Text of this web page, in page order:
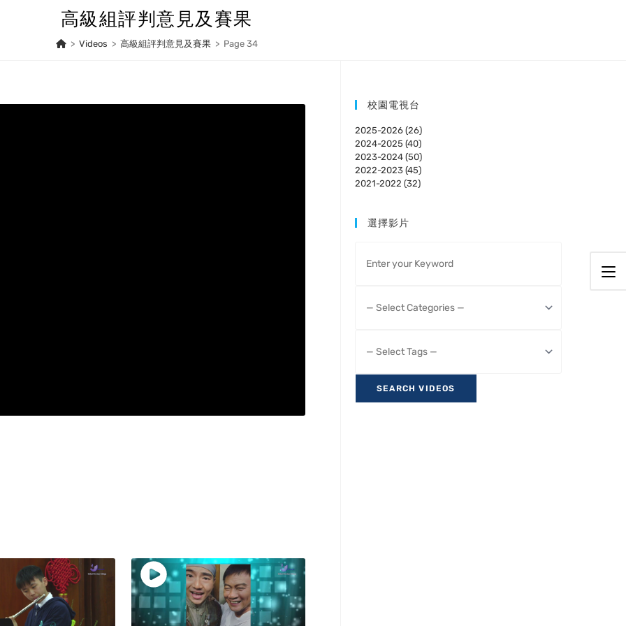
高級組評判意見及賽果
> Videos > 高級組評判意見及賽果 > Page 34
校園電視台
2025-2026 (26)
2024-2025 (40)
2023-2024 (50)
2022-2023 (45)
2021-2022 (32)
選擇影片